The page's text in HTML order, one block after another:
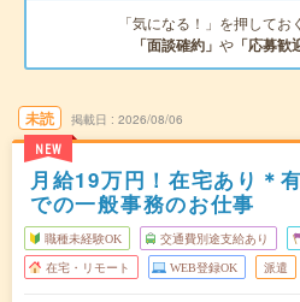
「気になる！」を押してお
「面談確約」 や 「応募歓
未読
NEW
掲載日 2026/08/06
月給19万円！在宅あり＊
での一般事務のお仕事
職種未経験OK 交通費別途支給あり
在宅・リモート WEB登録OK 派遣